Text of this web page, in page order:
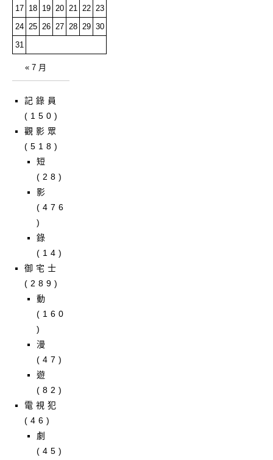
17
18 19 20 21 22 23
24 25 26 27 28 29 30
31
« 7 月
記錄員
(150)
觀影眾
(518)
短
(28)
影
(476
)
錄
(14)
御宅士
(289)
動
(160
)
漫
(47)
遊
(82)
電視犯
(46)
劇
(45)